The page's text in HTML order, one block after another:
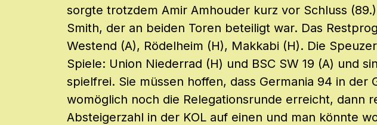
sorgte trotzdem Amir Amhouder kurz vor Schluss
Smith, der an beiden Toren beteiligt war. Das
Westend (A), Rödelheim (H), Makkabi (H). Die
Spiele: Union Niederrad (H) und BSC SW 19 (A) und
spielfrei. Sie müssen hoffen, dass Germania 94 in der
womöglich noch die Relegationsrunde erreicht, dann
Absteigerzahl in der KOL auf einen und man könnte